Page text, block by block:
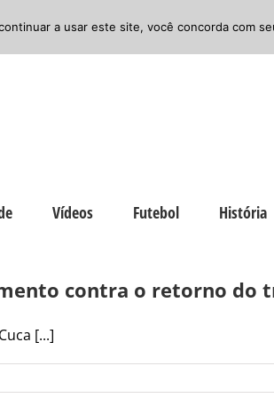
Vídeos Futebol História
contra o retorno do
[...]
a usar este site, você concorda com